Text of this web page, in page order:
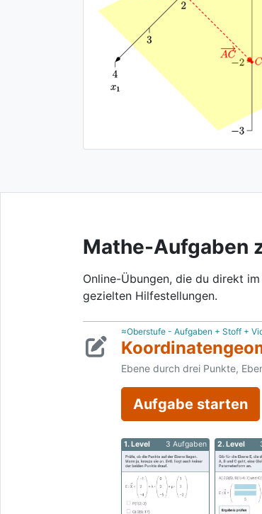
Mathe-Aufgaben
Online-Übungen, die du direkt
gezielten Hilfestellungen.
≈Oberstufe - Aufgaben + Stoff +
Ebene durch drei Punkte,
Aufgabe starten
1. Level 3 Aufgaben 2. Level